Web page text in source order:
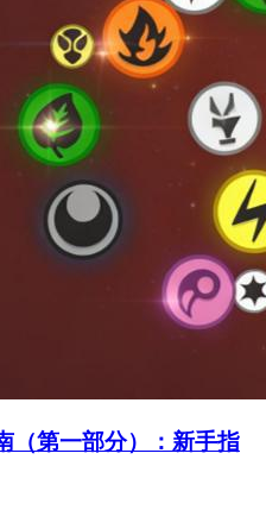
（第一部分）：新手指